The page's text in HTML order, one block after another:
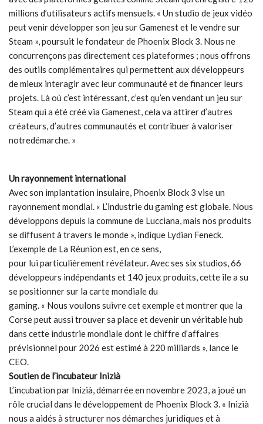
millions d’utilisateurs actifs mensuels. « Un studio de jeux vidéo
peut venir développer son jeu sur Gamenest et le vendre sur
Steam », poursuit le fondateur de Phoenix Block 3. Nous ne
concurrençons pas directement ces plateformes ; nous offrons
des outils complémentaires qui permettent aux développeurs
de mieux interagir avec leur communauté et de financer leurs
projets. Là où c’est intéressant, c’est qu’en vendant un jeu sur
Steam qui a été créé via Gamenest, cela va attirer d’autres
créateurs, d’autres communautés et contribuer à valoriser
notredémarche. »
Un rayonnement international
Avec son implantation insulaire, Phoenix Block 3 vise un
rayonnement mondial. « L’industrie du gaming est globale. Nous
développons depuis la commune de Lucciana, mais nos produits
se diffusent à travers le monde », indique Lydian Feneck.
L’exemple de La Réunion est, en ce sens,
pour lui particulièrement révélateur. Avec ses six studios, 66
développeurs indépendants et 140 jeux produits, cette île a su
se positionner sur la carte mondiale du
gaming. « Nous voulons suivre cet exemple et montrer que la
Corse peut aussi trouver sa place et devenir un véritable hub
dans cette industrie mondiale dont le chiffre d’affaires
prévisionnel pour 2026 est estimé à 220 milliards », lance le
CEO.
Soutien de l’incubateur Inizià
L’incubation par Inizià, démarrée en novembre 2023, a joué un
rôle crucial dans le développement de Phoenix Block 3. « Inizià
nous a aidés à structurer nos démarches juridiques et à